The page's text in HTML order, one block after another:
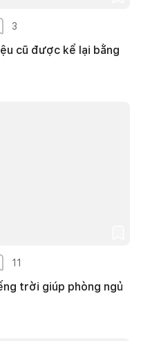
3
cũ được kể lại bằng
11
trời giúp phòng ngủ